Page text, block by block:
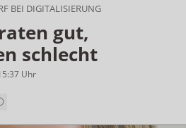
BEI DIGITALISIERUNG
gut,
schlecht
Uhr